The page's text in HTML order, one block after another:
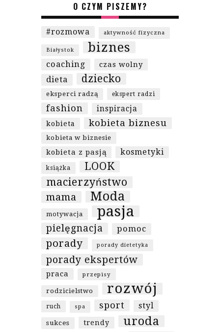
O CZYM PISZEMY?
#rozmowa aktywność fizyczna
Białystok biznes
coaching czas wolny
dieta dziecko
eksperci radzą ekspert radzi
fashion inspiracja
kobieta kobieta biznesu
kobieta w biznesie
kobieta z pasją kosmetyki
książka
LOOK
macierzyństwo
mama Moda
motywacja pasja
pielęgnacja pomoc
porady porady dietetyka
porady ekspertów
praca przepisy
rodzicielstwo rozwój
ruch spa sport styl
sukces trendy uroda